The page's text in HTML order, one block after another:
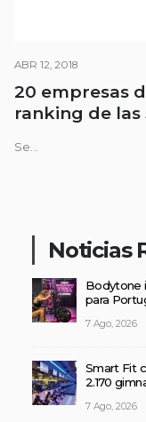
ABR 12, 2018
20 empresas
ranking de
Se...
Noticias
Bodytone
para
7 Ago, 2026
Smart Fit
2.170
7 Ago, 2026